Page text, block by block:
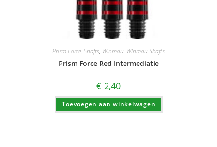
Prism Force, Shafts, Winmau, Winmau Shafts
Prism Force Red Intermediatie
€ 2,40
Toevoegen aan winkelwagen